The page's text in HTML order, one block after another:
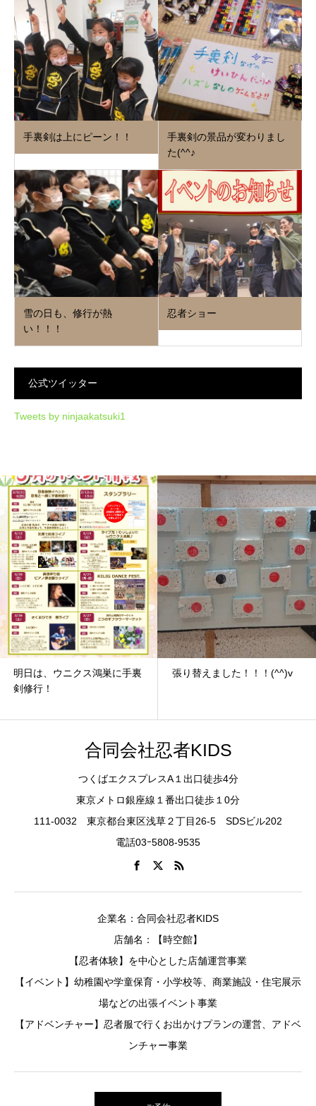
手裏剣は上にピーン！！
手裏剣の景品が変わりまし
た(^^♪
雪の日も、修行が熱
い！！！
忍者ショー
公式ツイッター
Tweets by ninjaakatsuki1
明日は、ウニクス鴻巣に手裏
剣修行！
張り替えました！！！(^^)v
合同会社忍者KIDS
つくばエクスプレスA１出口徒歩4分
東京メトロ銀座線１番出口徒歩１0分
111-0032 東京都台東区浅草２丁目26-5 SDSビル202
電話03ｰ5808-9535
企業名：合同会社忍者KIDS
店舗名：【時空館】
【忍者体験】を中心とした店舗運営事業
【イベント】幼稚園や学童保育・小学校等、商業施設・住宅展示
場などの出張イベント事業
【アドベンチャー】忍者服で行くお出かけプランの運営、アドベ
ンチャー事業